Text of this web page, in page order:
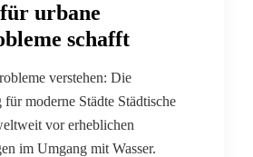
urbane
schafft
verstehen: Die
moderne Städte Städtische
vor erheblichen
im Umgang mit Wasser.